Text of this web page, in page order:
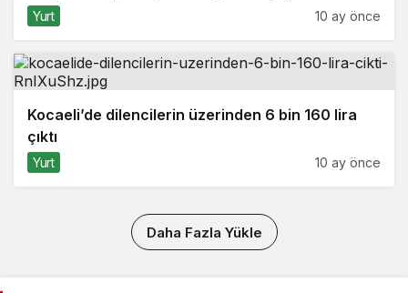
Yurt 10 ay önce
Kocaeli’de dilencilerin üzerinden 6 bin 160 lira
çıktı
Yurt 10 ay önce
Daha Fazla Yükle